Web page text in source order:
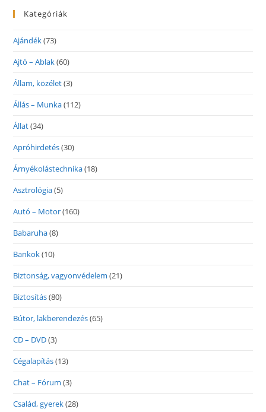
Kategóriák
Ajándék(73)
Ajtó – Ablak(60)
Állam, közélet(3)
Állás – Munka(112)
Állat(34)
Apróhirdetés(30)
Árnyékolástechnika(18)
Asztrológia(5)
Autó – Motor(160)
Babaruha(8)
Bankok(10)
Biztonság, vagyonvédelem (21)
Biztosítás(80)
Bútor, lakberendezés(65)
CD – DVD(3)
Cégalapítás(13)
Chat – Fórum (3)
Család, gyerek(28)